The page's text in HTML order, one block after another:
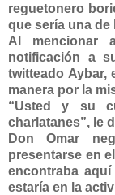
reguetonero
que sería una de
Al mencionar
notificación a
twitteado Aybar,
manera por la
“Usted y su
charlatanes”, le
Don Omar
presentarse en
encontraba
estaría en la